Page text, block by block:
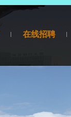
在线招聘